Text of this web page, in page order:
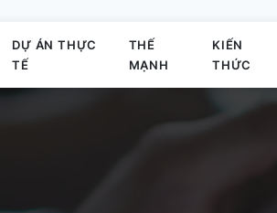
DỰ ÁN THỰC
TẾ
THẾ
MẠNH
KIẾN
THỨC